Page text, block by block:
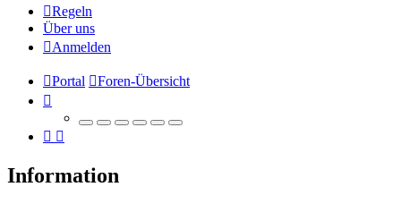
Regeln
Über uns
Anmelden
Portal Foren-Übersicht
Information